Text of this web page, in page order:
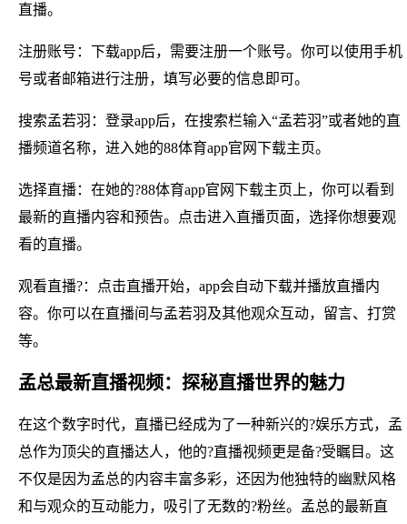
直播。
注册账号：下载app后，需要注册一个账号。你可以使用手机
号或者邮箱进行注册，填写必要的信息即可。
搜索孟若羽：登录app后，在搜索栏输入“孟若羽”或者她的直
播频道名称，进入她的88体育app官网下载主页。
选择直播：在她的?88体育app官网下载主页上，你可以看到
最新的直播内容和预告。点击进入直播页面，选择你想要观
看的直播。
观看直播?：点击直播开始，app会自动下载并播放直播内
容。你可以在直播间与孟若羽及其他观众互动，留言、打赏
等。
孟总最新直播视频：探秘直播世界的魅力
在这个数字时代，直播已经成为了一种新兴的?娱乐方式，孟
总作为顶尖的直播达人，他的?直播视频更是备?受瞩目。这
不仅是因为孟总的内容丰富多彩，还因为他独特的幽默风格
和与观众的互动能力，吸引了无数的?粉丝。孟总的最新直